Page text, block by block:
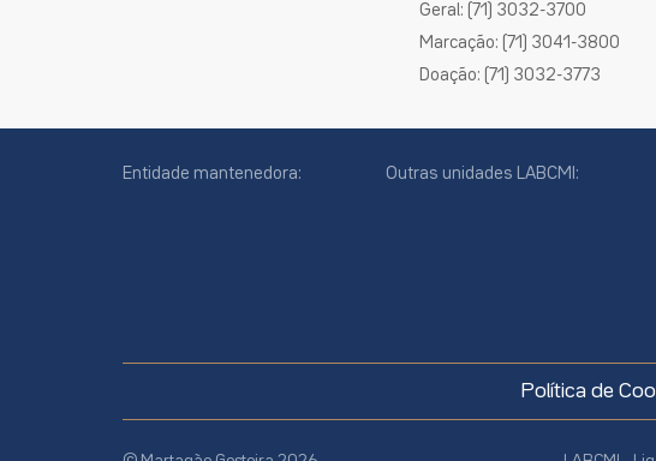
online
Geral: (71) 3032-3700
Marcação: (71) 3041-3800
Doação: (71) 3032-3773
Entidade mantenedora: Outras unidades LABCMI:
Política de